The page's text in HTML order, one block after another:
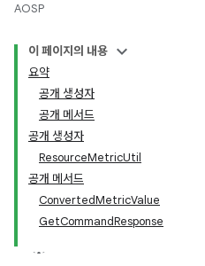
AOSP
이 페이지의 내용
요약
공개 생성자
공개 메서드
공개 생성자
ResourceMetricUtil
공개 메서드
ConvertedMetricValue
GetCommandResponse